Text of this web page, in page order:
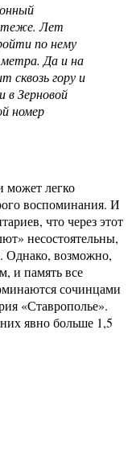
Лет
по нему
Да и на
сквозь гору и
в Зерновой
номер
может легко
воспоминания. И
что через этот
несостоятельны,
Однако, возможно,
и память все
сочинцами
«Ставрополье».
явно больше 1,5